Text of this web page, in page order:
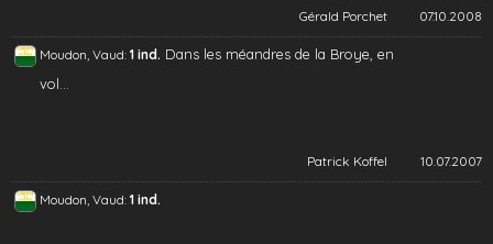
Gérald Porchet 07.10.2008
Moudon, Vaud: 1 ind. Dans les méandres de la Broye, en
vol...
Patrick Koffel 10.07.2007
Moudon, Vaud: 1 ind.